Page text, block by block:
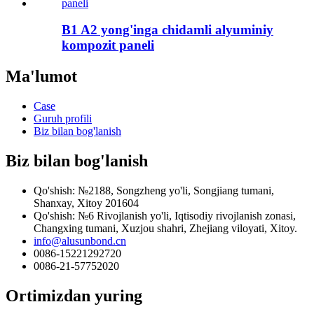
B1 A2 yong'inga chidamli alyuminiy
kompozit paneli
Ma'lumot
Case
Guruh profili
Biz bilan bog'lanish
Biz bilan bog'lanish
Qo'shish: №2188, Songzheng yo'li, Songjiang tumani,
Shanxay, Xitoy 201604
Qo'shish: №6 Rivojlanish yo'li, Iqtisodiy rivojlanish zonasi,
Changxing tumani, Xuzjou shahri, Zhejiang viloyati, Xitoy.
info@alusunbond.cn
0086-15221292720
0086-21-57752020
Ortimizdan yuring